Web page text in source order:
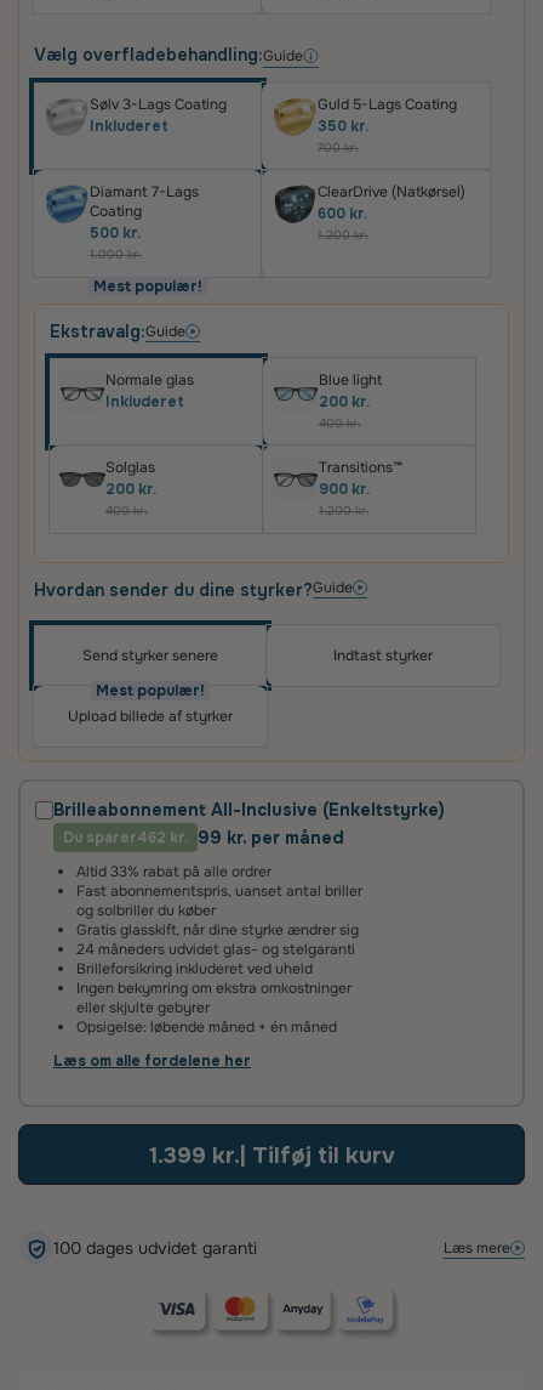
Vælg overfladebehandling:Guide
Sølv 3-Lags Coating
Inkluderet
Guld 5-Lags Coating
350 kr.
700 kr.
Diamant 7-Lags
Coating
500 kr.
1.000 kr.
Mest populær!
ClearDrive (Natkørsel)
600 kr.
1.200 kr.
Ekstravalg:Guide
Normale glas
Inkluderet
Blue light
200 kr.
400 kr.
Solglas
200 kr.
400 kr.
Transitions™
900 kr.
1.200 kr.
Hvordan sender du dine styrker?Guide
Send styrker senere
Mest populær!
Indtast styrker
Upload billede af styrker
Brilleabonnement All-Inclusive (Enkeltstyrke)
Du sparer462 kr. 99 kr. per måned
Altid 33% rabat på alle ordrer
Fast abonnementspris, uanset antal briller
og solbriller du køber
Gratis glasskift, når dine styrke ændrer sig
24 måneders udvidet glas- og stelgaranti
Brilleforsikring inkluderet ved uheld
Ingen bekymring om ekstra omkostninger
eller skjulte gebyrer
Opsigelse: løbende måned + én måned
Læs om alle fordelene her
1.399 kr. | Tilføj til kurv
100 dages udvidet garanti Læs mere
100 dages tilfredshedsgaranti
Det kan tage lidt tid at vænne sig til nye brilleglas – især hvis
de har en ny styrke eller er flerstyrke med glidende
100 dage – så finder vi en løsning, der sikrer, at du bliver glad.
2 års fabriksgaranti
Vi giver 2 års garanti på alle vores brilleglas og stel. Det
betyder, at hvis glassene ikke lever op til vores høje
standarder, reparerer eller udskifter vi dem helt uden
beregning.
Oplev skræddersyede brilleglas i høj kvalitet – til
priser, du vil elske
Det vigtigste for os er, at du er tilfreds med dit køb.
Derfor får du altid100 dages tilfredshedsgarantiog